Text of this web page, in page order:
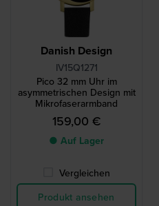
Danish Design
IV15Q1271
Pico 32 mm Uhr im
asymmetrischen Design mit
Mikrofaserarmband
159,00 €
● Auf Lager
Vergleichen
Produkt ansehen